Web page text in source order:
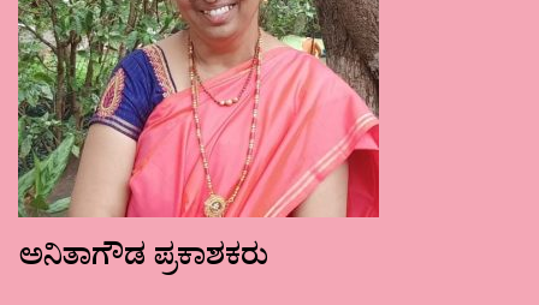
ಅನಿತಾಗೌಡ ಪ್ರಕಾಶಕರು